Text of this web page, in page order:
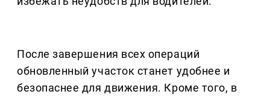
После завершения всех операций
обновленный участок станет удобнее и
безопаснее для движения. Кроме того, в